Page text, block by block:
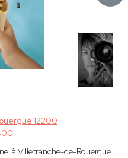
12200
à Villefranche-de-Rouergue